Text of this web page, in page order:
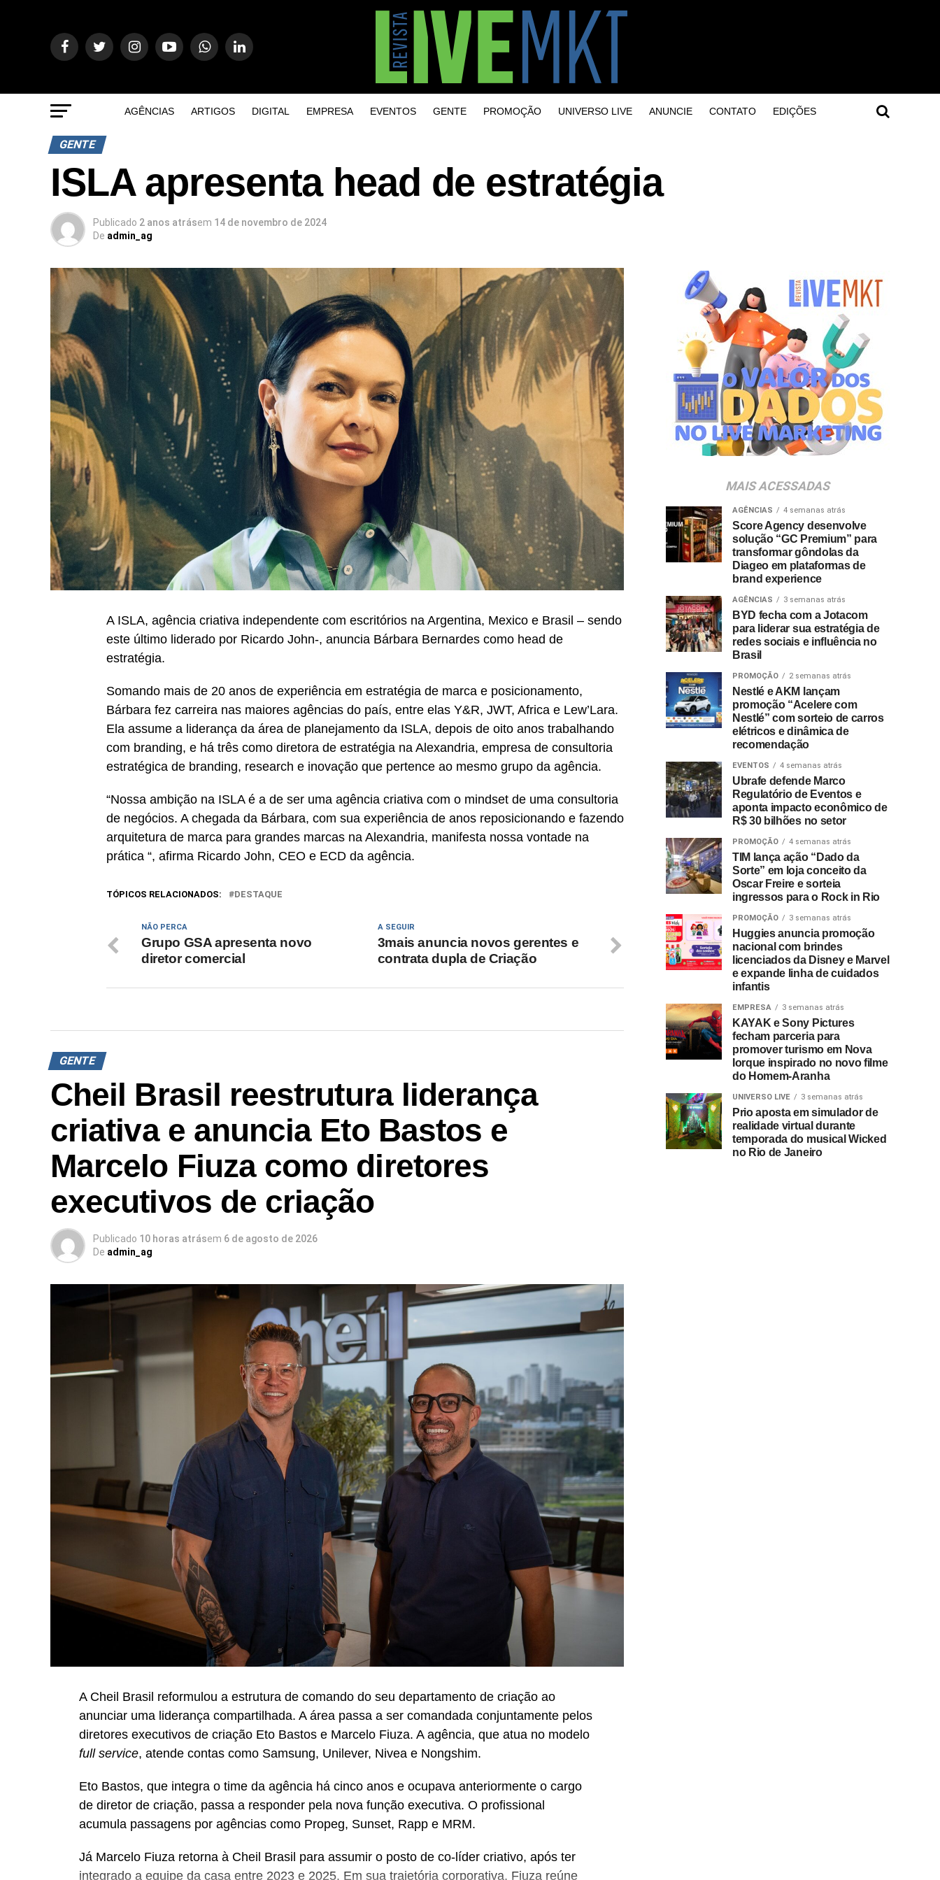
AGÊNCIAS ARTIGOS DIGITAL EMPRESA EVENTOS GENTE PROMOÇÃO UNIVERSO LIVE ANUNCIE CONTATO EDIÇÕES
GENTE
ISLA apresenta head de estratégia
Publicado 2 anos atrásem 14 de novembro de 2024
De admin_ag
A ISLA, agência criativa independente com escritórios na Argentina, Mexico e Brasil – sendo
este último liderado por Ricardo John-, anuncia Bárbara Bernardes como head de
estratégia.
Somando mais de 20 anos de experiência em estratégia de marca e posicionamento,
Bárbara fez carreira nas maiores agências do país, entre elas Y&R, JWT, Africa e Lew’Lara.
Ela assume a liderança da área de planejamento da ISLA, depois de oito anos trabalhando
com branding, e há três como diretora de estratégia na Alexandria, empresa de consultoria
estratégica de branding, research e inovação que pertence ao mesmo grupo da agência.
“Nossa ambição na ISLA é a de ser uma agência criativa com o mindset de uma consultoria
de negócios. A chegada da Bárbara, com sua experiência de anos reposicionando e fazendo
arquitetura de marca para grandes marcas na Alexandria, manifesta nossa vontade na
prática “, afirma Ricardo John, CEO e ECD da agência.
TÓPICOS RELACIONADOS: DESTAQUE
A SEGUIR
3mais anuncia novos gerentes e
contrata dupla de Criação
NÃO PERCA
Grupo GSA apresenta novo
diretor comercial
GENTE
Cheil Brasil reestrutura liderança
criativa e anuncia Eto Bastos e
Marcelo Fiuza como diretores
executivos de criação
Publicado 10 horas atrásem 6 de agosto de 2026
De admin_ag
A Cheil Brasil reformulou a estrutura de comando do seu departamento de criação ao
anunciar uma liderança compartilhada. A área passa a ser comandada conjuntamente pelos
diretores executivos de criação Eto Bastos e Marcelo Fiuza. A agência, que atua no modelo
full service, atende contas como Samsung, Unilever, Nivea e Nongshim.
Eto Bastos, que integra o time da agência há cinco anos e ocupava anteriormente o cargo
de diretor de criação, passa a responder pela nova função executiva. O profissional
acumula passagens por agências como Propeg, Sunset, Rapp e MRM.
Já Marcelo Fiuza retorna à Cheil Brasil para assumir o posto de co-líder criativo, após ter
integrado a equipe da casa entre 2023 e 2025. Em sua trajetória corporativa, Fiuza reúne
MAIS ACESSADAS
AGÊNCIAS 4 semanas atrás
Score Agency desenvolve
solução “GC Premium” para
transformar gôndolas da
Diageo em plataformas de
brand experience
AGÊNCIAS 3 semanas atrás
BYD fecha com a Jotacom
para liderar sua estratégia de
redes sociais e influência no
Brasil
PROMOÇÃO 2 semanas atrás
Nestlé e AKM lançam
promoção “Acelere com
Nestlé” com sorteio de carros
elétricos e dinâmica de
recomendação
EVENTOS 4 semanas atrás
Ubrafe defende Marco
Regulatório de Eventos e
aponta impacto econômico de
R$ 30 bilhões no setor
PROMOÇÃO 4 semanas atrás
TIM lança ação “Dado da
Sorte” em loja conceito da
Oscar Freire e sorteia
ingressos para o Rock in Rio
PROMOÇÃO 3 semanas atrás
Huggies anuncia promoção
nacional com brindes
licenciados da Disney e Marvel
e expande linha de cuidados
infantis
EMPRESA 3 semanas atrás
KAYAK e Sony Pictures
fecham parceria para
promover turismo em Nova
Iorque inspirado no novo filme
do Homem-Aranha
UNIVERSO LIVE 3 semanas atrás
Prio aposta em simulador de
realidade virtual durante
temporada do musical Wicked
no Rio de Janeiro